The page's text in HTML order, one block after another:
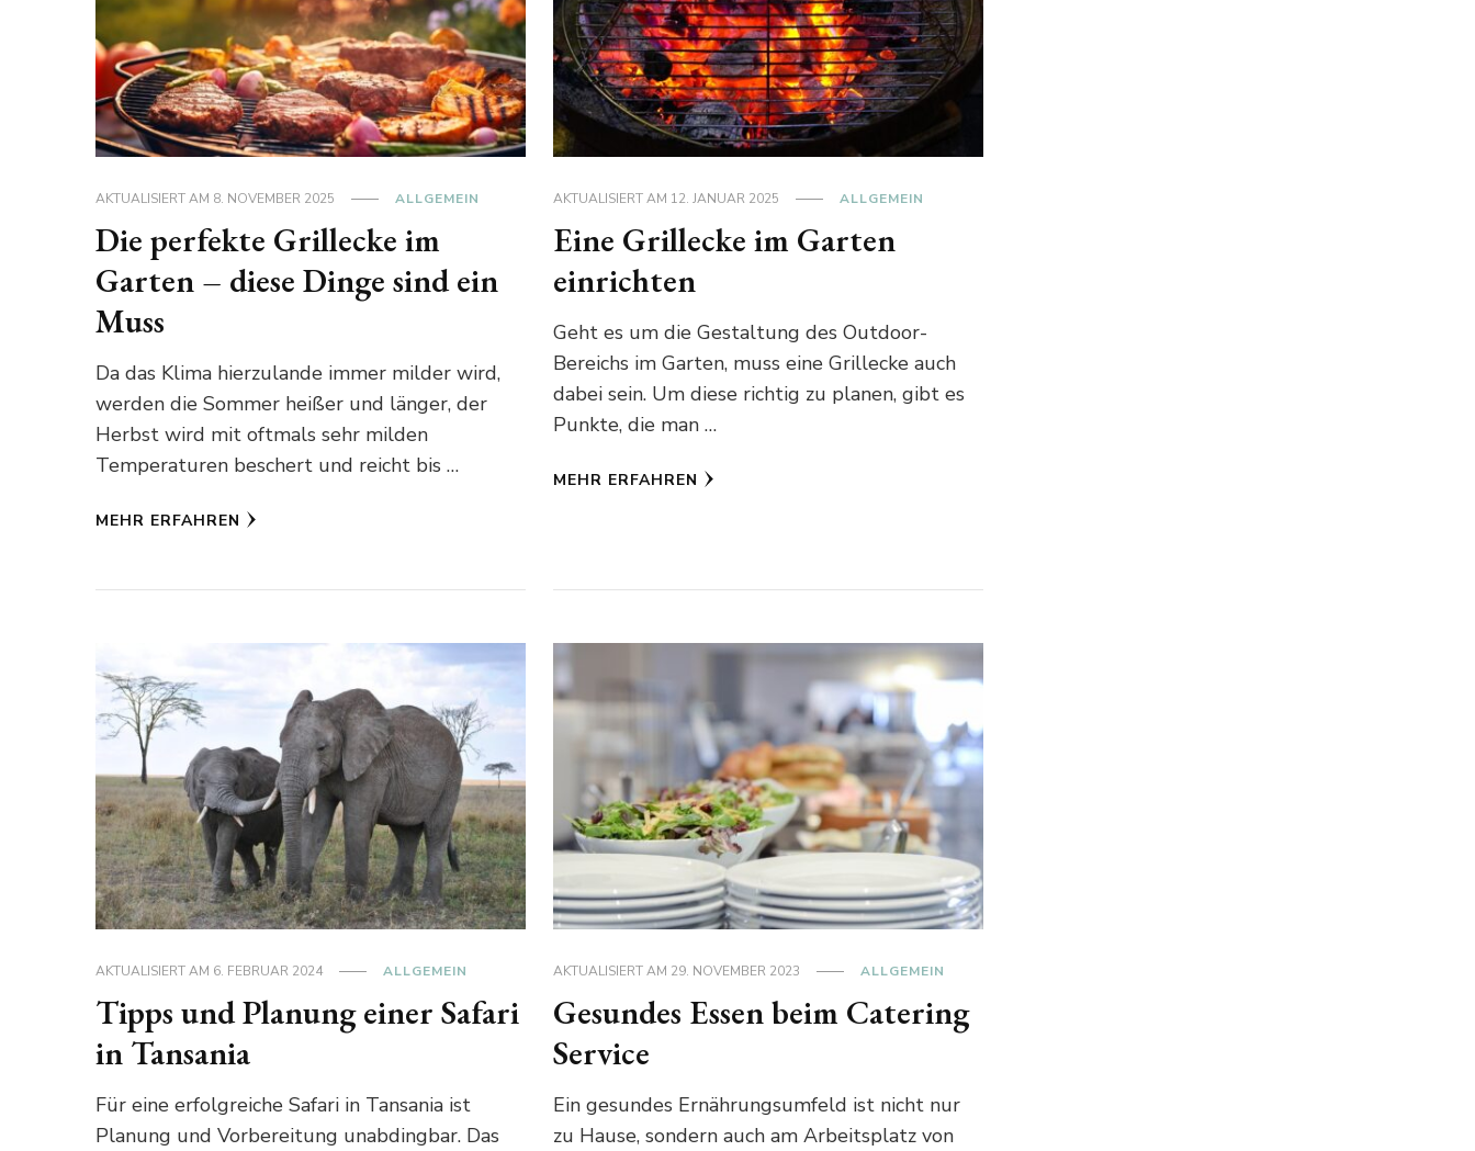
AKTUALISIERT AM 8. NOVEMBER 2025 ALLGEMEIN
Die perfekte Grillecke im
Garten – diese Dinge sind ein
Muss
Da das Klima hierzulande immer milder wird,
werden die Sommer heißer und länger, der
Herbst wird mit oftmals sehr milden
Temperaturen beschert und reicht bis …
MEHR ERFAHREN
AKTUALISIERT AM 12. JANUAR 2025 ALLGEMEIN
Eine Grillecke im Garten
einrichten
Geht es um die Gestaltung des Outdoor-
Bereichs im Garten, muss eine Grillecke auch
dabei sein. Um diese richtig zu planen, gibt es
Punkte, die man …
MEHR ERFAHREN
AKTUALISIERT AM 6. FEBRUAR 2024 ALLGEMEIN
Tipps und Planung einer Safari
in Tansania
Für eine erfolgreiche Safari in Tansania ist
Planung und Vorbereitung unabdingbar. Das
AKTUALISIERT AM 29. NOVEMBER 2023 ALLGEMEIN
Gesundes Essen beim Catering
Service
Ein gesundes Ernährungsumfeld ist nicht nur
zu Hause, sondern auch am Arbeitsplatz von